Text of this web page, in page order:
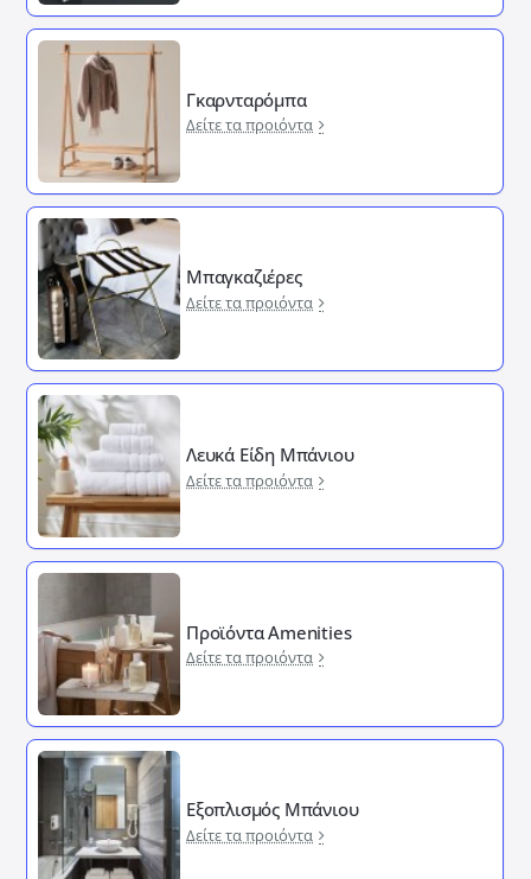
Γκαρνταρόμπα
Δείτε τα προιόντα
Μπαγκαζιέρες
Δείτε τα προιόντα
Λευκά Είδη Μπάνιου
Δείτε τα προιόντα
Προϊόντα Amenities
Δείτε τα προιόντα
Εξοπλισμός Μπάνιου
Δείτε τα προιόντα